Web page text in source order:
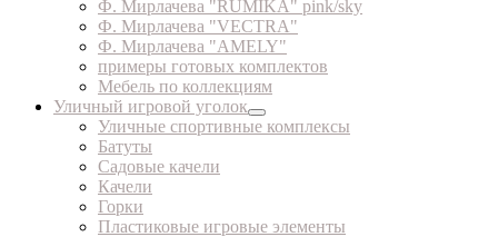
Ф. Мирлачева "RUMIKA" pink/sky
Ф. Мирлачева "VECTRA"
Ф. Мирлачева "AMELY"
примеры готовых комплектов
Мебель по коллекциям
Уличный игровой уголок
Уличные спортивные комплексы
Батуты
Садовые качели
Качели
Горки
Пластиковые игровые элементы